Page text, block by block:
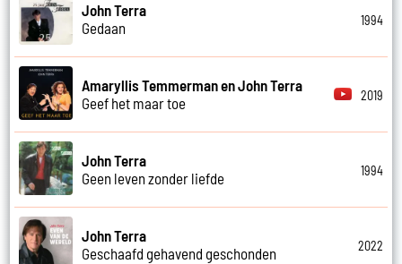
John Terra
Gedaan
1994
Amaryllis Temmerman en John Terra
Geef het maar toe
2019
John Terra
Geen leven zonder liefde
1994
John Terra
Geschaafd gehavend geschonden
2022